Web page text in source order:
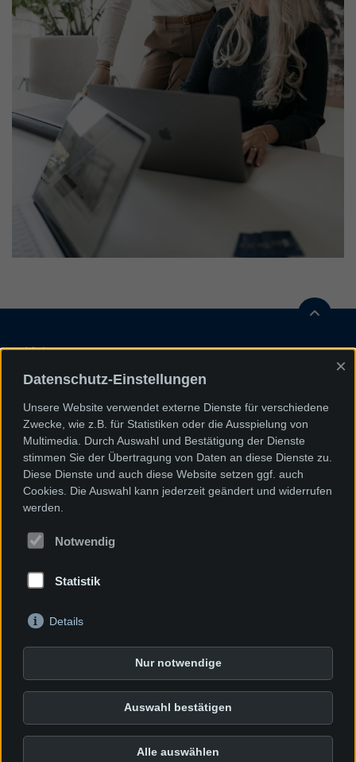
Links
Kontaktformular
Impressum
Datenschutzerklärung
Cookie Einstellungen
Adresse
MaBo Immobilien GmbH
Geschäftsführung:
Hans-Stempel-Straße 10
Telefon: 06341 / 70 815 - 05
Mobil: 0171 / 1730546
mb@mabohaus.de
Instagram
Datenschutz-Einstellungen
×
Unsere Website verwendet externe Dienste für verschiedene
Zwecke, wie z.B. für Statistiken oder die Ausspielung von
Multimedia. Durch Auswahl und Bestätigung der Dienste
stimmen Sie der Übertragung von Daten an diese Dienste zu.
Diese Dienste und auch diese Website setzen ggf. auch
Cookies. Die Auswahl kann jederzeit geändert und widerrufen
werden.
Notwendig
Statistik
Details
Nur notwendige
Auswahl bestätigen
Alle auswählen